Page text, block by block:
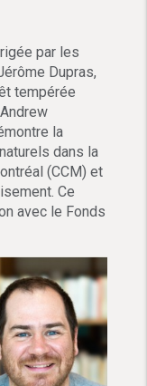
par les
Dupras,
tempérée
la
dans la
(CCM) et
Ce
avec le Fonds